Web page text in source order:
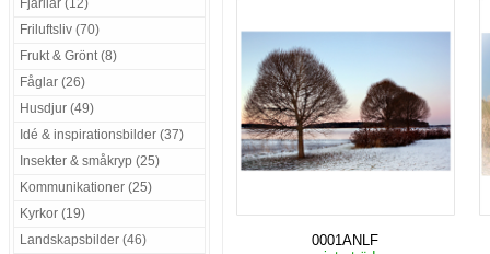
Fjärilar (12)
Friluftsliv (70)
Frukt & Grönt (8)
Fåglar (26)
Husdjur (49)
Idé & inspirationsbilder (37)
Insekter & småkryp (25)
Kommunikationer (25)
Kyrkor (19)
Landskapsbilder (46)
0001ANLF